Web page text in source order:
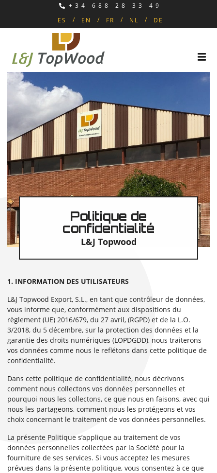
+34 688 28 33 49
ES
EN FR NL DE
Politique de
confidentialité
L&J Topwood
1. INFORMATION DES UTILISATEURS
L&J Topwood Export, S.L., en tant que contrôleur de données,
vous informe que, conformément aux dispositions du
règlement (UE) 2016/679, du 27 avril, (RGPD) et de la L.O.
3/2018, du 5 décembre, sur la protection des données et la
garantie des droits numériques (LOPDGDD), nous traiterons
vos données comme nous le reflétons dans cette politique de
confidentialité.
Dans cette politique de confidentialité, nous décrivons
comment nous collectons vos données personnelles et
pourquoi nous les collectons, ce que nous en faisons, avec qui
nous les partageons, comment nous les protégeons et vos
choix concernant le traitement de vos données personnelles.
La présente Politique s’applique au traitement de vos
données personnelles collectées par la Société pour la
fourniture de ses services. Si vous acceptez les mesures
prévues dans la présente politique, vous consentez à ce que